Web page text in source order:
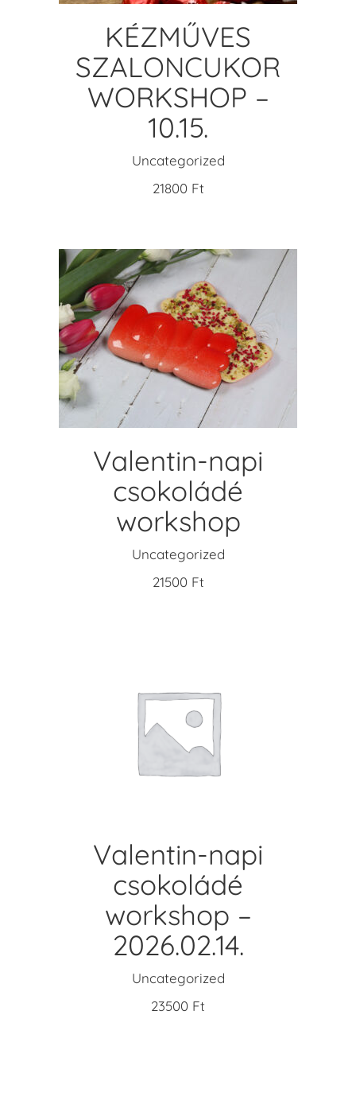
KÉZMŰVES
SZALONCUKOR
WORKSHOP –
10.15.
Uncategorized
21800 Ft
ADD TO CART
Valentin-napi
csokoládé
workshop
Uncategorized
21500 Ft
ADD TO CART
Valentin-napi
csokoládé
workshop –
2026.02.14.
Uncategorized
23500 Ft